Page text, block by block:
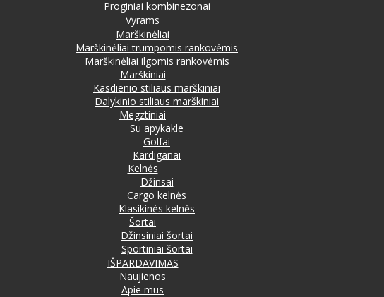
Proginiai kombinezonai
Vyrams
Marškinėliai
Marškinėliai trumpomis rankovėmis
Marškinėliai ilgomis rankovėmis
Marškiniai
Kasdienio stiliaus marškiniai
Dalykinio stiliaus marškiniai
Megztiniai
Su apykakle
Golfai
Kardiganai
Kelnės
Džinsai
Cargo kelnės
Klasikinės kelnės
Šortai
Džinsiniai šortai
Sportiniai šortai
IŠPARDAVIMAS
Naujienos
Apie mus